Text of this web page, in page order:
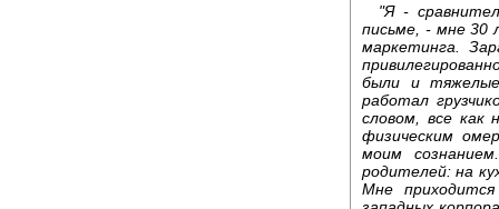
"Я -
письме, - мне 30
маркетинга.
были и тяжелые
работал
словом, все как
физическим
моим
родителей: на
Мне